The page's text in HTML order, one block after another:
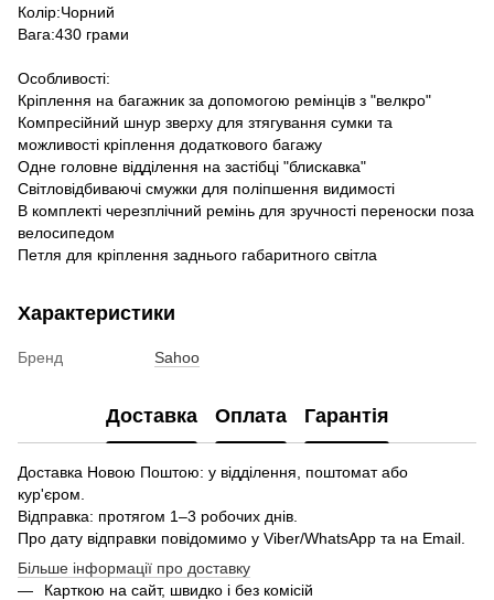
Колір:Чорний
Вага:430 грами
Особливості:
Кріплення на багажник за допомогою ремінців з "велкро"
Компресійний шнур зверху для зтягування сумки та
можливості кріплення додаткового багажу
Одне головне відділення на застібці "блискавка"
Світловідбиваючі смужки для поліпшення видимості
В комплекті черезплічний ремінь для зручності переноски поза
велосипедом
Петля для кріплення заднього габаритного світла
Характеристики
Бренд Sahoo
Доставка Оплата Гарантія
Доставка Новою Поштою: у відділення, поштомат або
кур'єром.
Відправка: протягом 1–3 робочих днів.
Про дату відправки повідомимо у Viber/WhatsApp та на Email.
Більше інформації про доставку
Карткою на сайт, швидко і без комісій